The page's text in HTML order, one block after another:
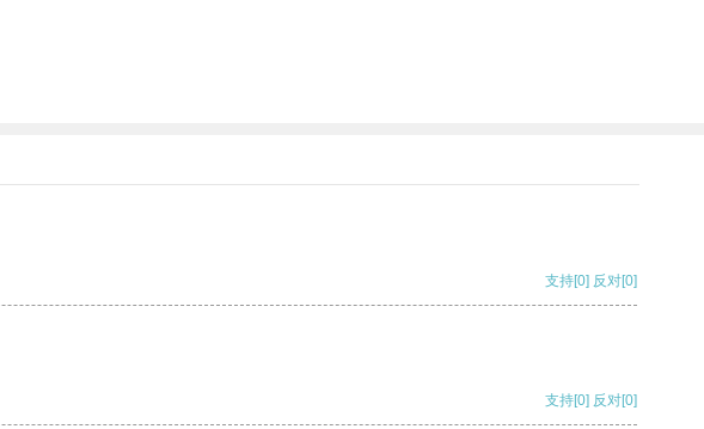
支持[0] 反对[0]
支持[0] 反对[0]